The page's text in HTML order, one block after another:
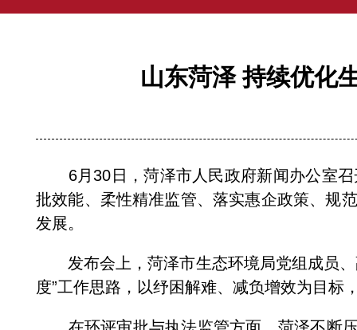
山东菏泽 持续优化
6月30日，菏泽市人民政府新闻办公室召
批效能、柔性精准监管、落实惠企政策、规
发展。
发布会上，菏泽市生态环境局党组成员、
度”工作思路，以纾困解难、减负增效为目